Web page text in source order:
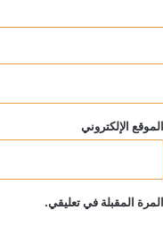
الموقع الإلكتروني
المقبلة في تعليقي.